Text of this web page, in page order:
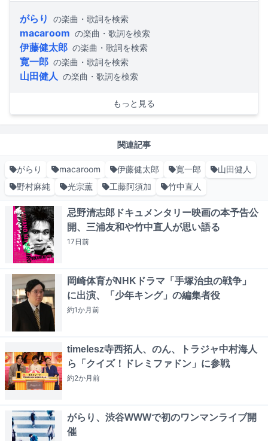
がらり の楽曲・歌詞を検索
macaroom の楽曲・歌詞を検索
伊藤健太郎 の楽曲・歌詞を検索
寛一郎 の楽曲・歌詞を検索
山田健人 の楽曲・歌詞を検索
もっと見る
関連記事
がらり macaroom 伊藤健太郎 寛一郎
山田健人
野村麻純
光宗薫 工藤阿須加 竹中直人
忌野清志郎ドキュメンタリー映画の本予告公
開、三浦友和や竹中直人が思い語る
17日前
岡崎体育がNHKドラマ「手塚治虫の戦争」
に出演、「少年キング」の編集者役
約1か月前
timelesz寺西拓人、のん、トラジャ中村海人
ら「クイズ！ドレミファドン」に参戦
約2か月前
がらり、渋谷WWWで初のワンマンライブ開
催